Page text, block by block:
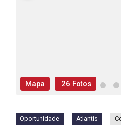
Mapa 26 Fotos
Oportunidade Atlantis